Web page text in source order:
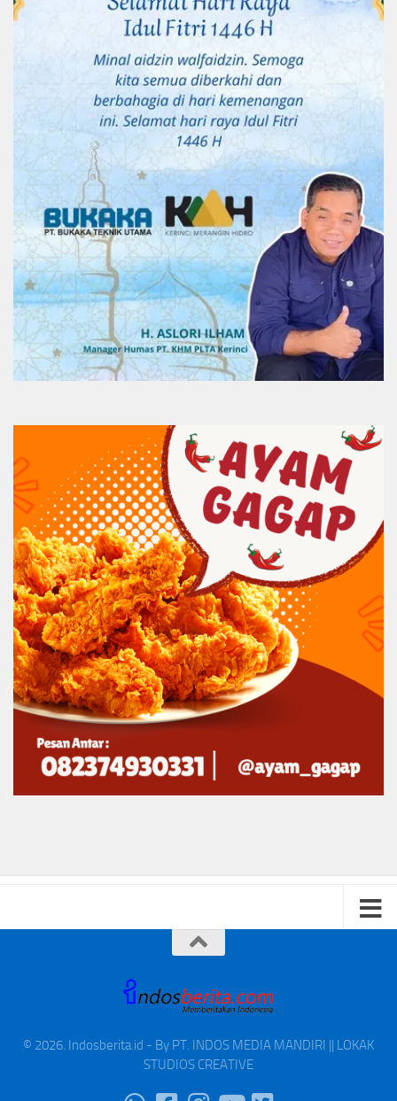
© 2026. Indosberita.id - By PT. INDOS MEDIA MANDIRI || LOKAK
STUDIOS CREATIVE